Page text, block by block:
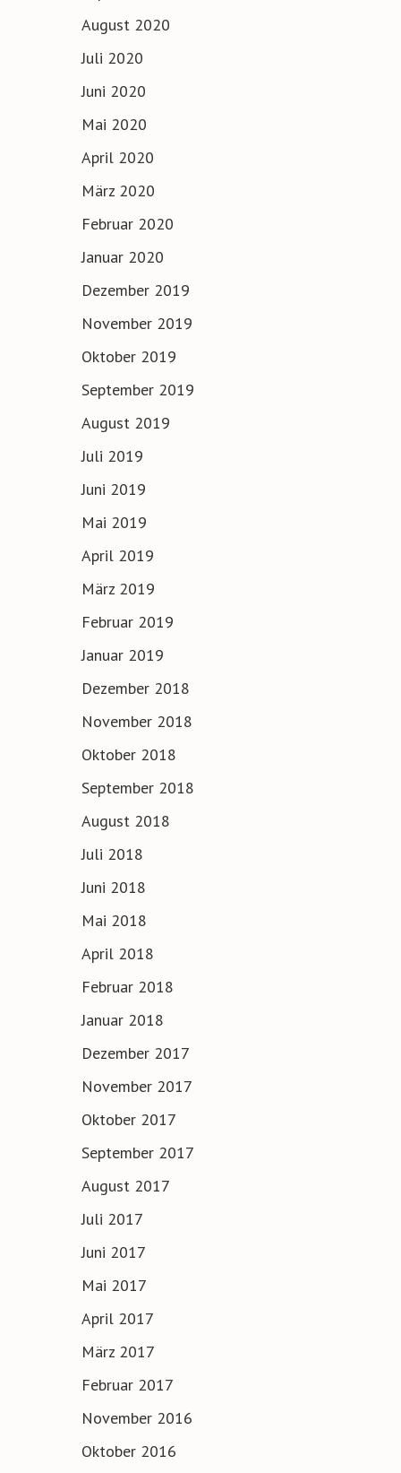
August 2020
Juli 2020
Juni 2020
Mai 2020
April 2020
März 2020
Februar 2020
Januar 2020
Dezember 2019
November 2019
Oktober 2019
September 2019
August 2019
Juli 2019
Juni 2019
Mai 2019
April 2019
März 2019
Februar 2019
Januar 2019
Dezember 2018
November 2018
Oktober 2018
September 2018
August 2018
Juli 2018
Juni 2018
Mai 2018
April 2018
Februar 2018
Januar 2018
Dezember 2017
November 2017
Oktober 2017
September 2017
August 2017
Juli 2017
Juni 2017
Mai 2017
April 2017
März 2017
Februar 2017
November 2016
Oktober 2016